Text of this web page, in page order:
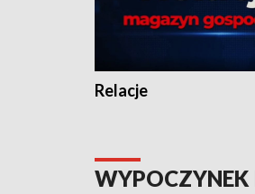
Relacje
WYPOCZYNEK